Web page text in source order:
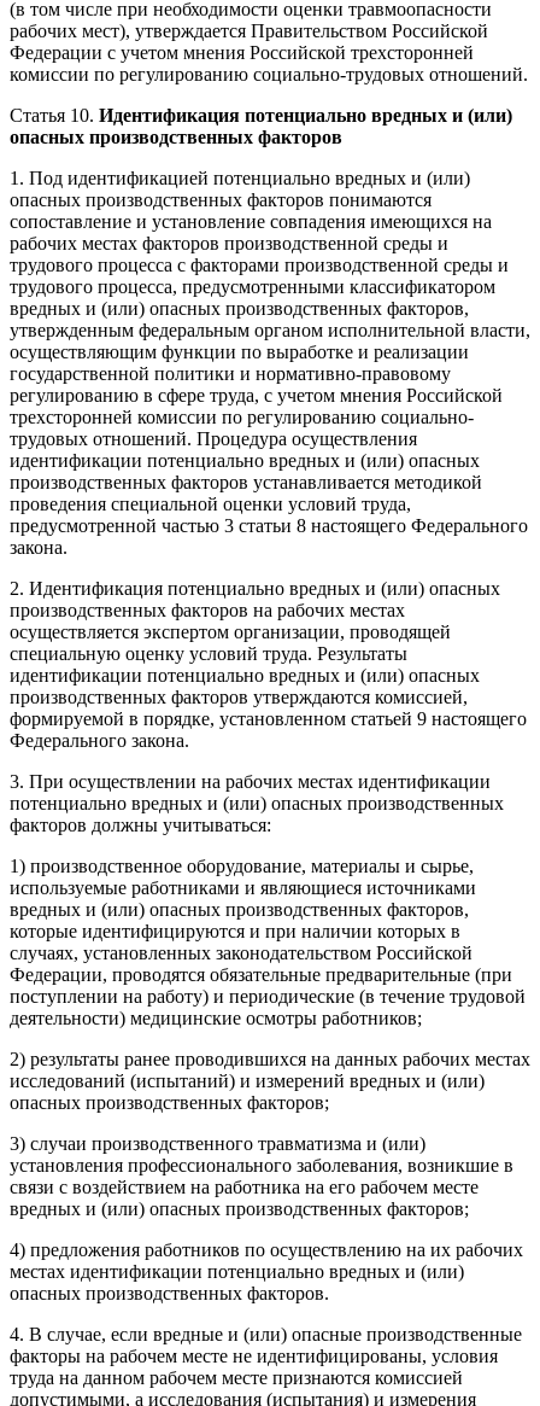
(в том числе при необходимости оценки травмоопасности
рабочих мест), утверждается Правительством Российской
Федерации с учетом мнения Российской трехсторонней
комиссии по регулированию социально-трудовых отношений.
Статья 10. Идентификация потенциально вредных и (или)
опасных производственных факторов
1. Под идентификацией потенциально вредных и (или)
опасных производственных факторов понимаются
сопоставление и установление совпадения имеющихся на
рабочих местах факторов производственной среды и
трудового процесса с факторами производственной среды и
трудового процесса, предусмотренными классификатором
вредных и (или) опасных производственных факторов,
утвержденным федеральным органом исполнительной власти,
осуществляющим функции по выработке и реализации
государственной политики и нормативно-правовому
регулированию в сфере труда, с учетом мнения Российской
трехсторонней комиссии по регулированию социально-
трудовых отношений. Процедура осуществления
идентификации потенциально вредных и (или) опасных
производственных факторов устанавливается методикой
проведения специальной оценки условий труда,
предусмотренной частью 3 статьи 8 настоящего Федерального
закона.
2. Идентификация потенциально вредных и (или) опасных
производственных факторов на рабочих местах
осуществляется экспертом организации, проводящей
специальную оценку условий труда. Результаты
идентификации потенциально вредных и (или) опасных
производственных факторов утверждаются комиссией,
формируемой в порядке, установленном статьей 9 настоящего
Федерального закона.
3. При осуществлении на рабочих местах идентификации
потенциально вредных и (или) опасных производственных
факторов должны учитываться:
1) производственное оборудование, материалы и сырье,
используемые работниками и являющиеся источниками
вредных и (или) опасных производственных факторов,
которые идентифицируются и при наличии которых в
случаях, установленных законодательством Российской
Федерации, проводятся обязательные предварительные (при
поступлении на работу) и периодические (в течение трудовой
деятельности) медицинские осмотры работников;
2) результаты ранее проводившихся на данных рабочих местах
исследований (испытаний) и измерений вредных и (или)
опасных производственных факторов;
3) случаи производственного травматизма и (или)
установления профессионального заболевания, возникшие в
связи с воздействием на работника на его рабочем месте
вредных и (или) опасных производственных факторов;
4) предложения работников по осуществлению на их рабочих
местах идентификации потенциально вредных и (или)
опасных производственных факторов.
4. В случае, если вредные и (или) опасные производственные
факторы на рабочем месте не идентифицированы, условия
труда на данном рабочем месте признаются комиссией
допустимыми, а исследования (испытания) и измерения